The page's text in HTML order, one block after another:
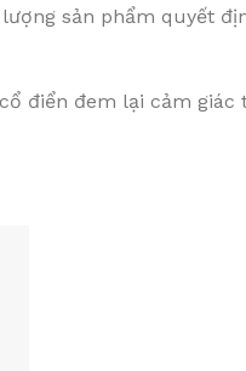
sản phẩm quyết
điển đem lại cảm giác